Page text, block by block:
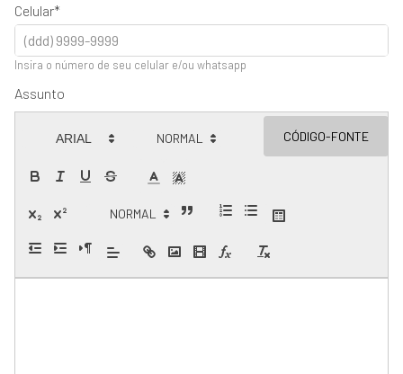
Celular
Insira o número de seu celular e/ou whatsapp
Assunto